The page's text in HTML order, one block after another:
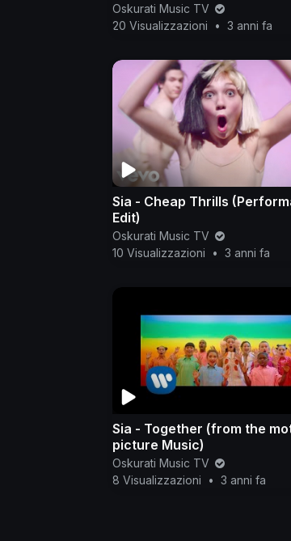
Oskurati Music TV
20 Visualizzazioni
• 3 anni fa
Sia - Cheap Thrills
Edit)
Oskurati Music TV
10 Visualizzazioni
• 3 anni fa
Sia - Together (from the
picture Music)
Oskurati Music TV
8 Visualizzazioni
• 3 anni fa